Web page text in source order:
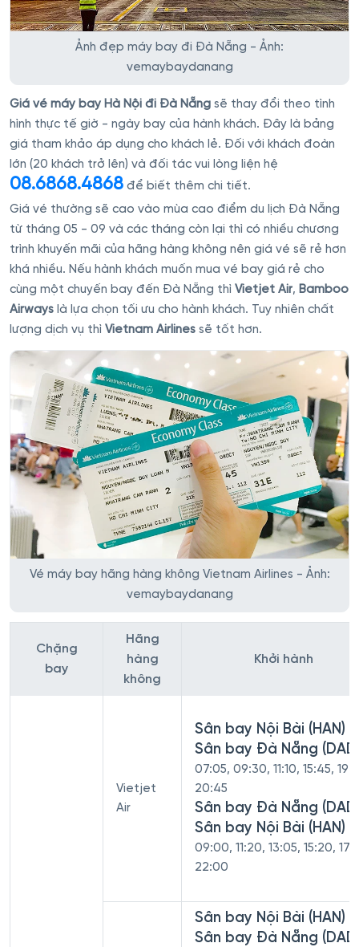
Ảnh đẹp máy bay đi Đà Nẵng - Ảnh:
vemaybaydanang
Giá vé máy bay Hà Nội đi Đà Nẵng sẽ thay đổi theo tình
hình thực tế giờ - ngày bay của hành khách. Đây là bảng
giá tham khảo áp dụng cho khách lẻ. Đối với khách đoàn
lớn (20 khách trở lên) và đối tác vui lòng liện hệ
08.6868.4868 để biết thêm chi tiết.
Giá vé thường sẽ cao vào mùa cao điểm du lịch Đà Nẵng
từ tháng 05 - 09 và các tháng còn lại thì có nhiều chương
trình khuyến mãi của hãng hàng không nên giá vé sẽ rẻ hơn
khá nhiều. Nếu hành khách muốn mua vé bay giá rẻ cho
cùng một chuyến bay đến Đà Nẵng thì Vietjet Air, Bamboo
Airways là lựa chọn tối ưu cho hành khách. Tuy nhiên chất
lượng dịch vụ thì Vietnam Airlines sẽ tốt hơn.
Vé máy bay hãng hàng không Vietnam Airlines - Ảnh:
vemaybaydanang
Chặng
bay
Hãng
hàng
không
Khởi hành
Vietjet
Air
Sân bay Nội Bài (HAN) -
Sân bay Đà Nẵng
07:05, 09:30, 11:10, 15:45,
20:45
Sân bay Đà Nẵng
Sân bay Nội Bài (HAN)
09:00, 11:20, 13:05, 15:20,
22:00
Sân bay Nội Bài (HAN) -
Sân bay Đà Nẵng